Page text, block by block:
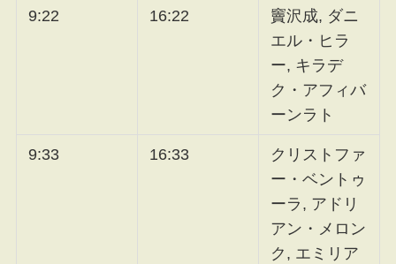
9:22 16:22
竇沢成, ダニ
エル・ヒラ
ー, キラデ
ク・アフィバ
ーンラト
9:33 16:33
クリストファ
ー・ベントゥ
ーラ, アドリ
アン・メロン
ク, エミリア